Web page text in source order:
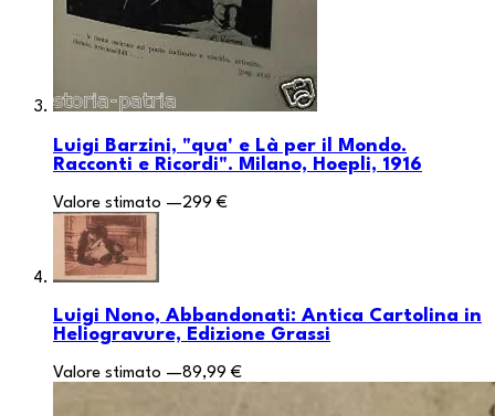
Luigi Barzini, "qua' e Là per il Mondo.
Racconti e Ricordi". Milano, Hoepli, 1916
Valore stimato —299 €
Luigi Nono, Abbandonati: Antica Cartolina in
Heliogravure, Edizione Grassi
Valore stimato —89,99 €